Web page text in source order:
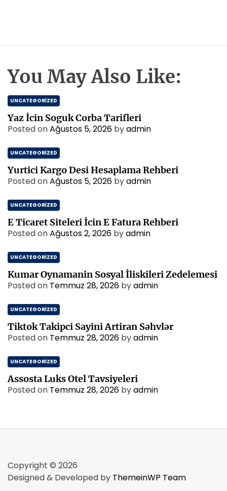
You May Also Like:
UNCATEGORIZED
Yaz İcin Soguk Corba Tarifleri
Posted onAğustos 5, 2026 byadmin
UNCATEGORIZED
Yurtici Kargo Desi Hesaplama Rehberi
Posted onAğustos 5, 2026 byadmin
UNCATEGORIZED
E Ticaret Siteleri İcin E Fatura Rehberi
Posted onAğustos 2, 2026 byadmin
UNCATEGORIZED
Kumar Oynamanin Sosyal İliskileri Zedelemesi
Posted on Temmuz 28, 2026 byadmin
UNCATEGORIZED
Tiktok Takipci Sayini Artiran Səhvlər
Posted on Temmuz 28, 2026 byadmin
UNCATEGORIZED
Assosta Luks Otel Tavsiyeleri
Posted on Temmuz 28, 2026 byadmin
Copyright © 2026
Designed & Developed by ThemeinWP Team